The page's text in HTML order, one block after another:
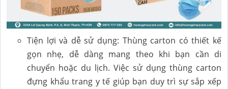
Tiện lợi và dễ sử dụng: Thùng carton có thiết kế
gọn nhẹ, dễ dàng mang theo khi bạn cần di
chuyển hoặc du lịch. Việc sử dụng thùng carton
đựng khẩu trang y tế giúp bạn duy trì sự sắp xếp